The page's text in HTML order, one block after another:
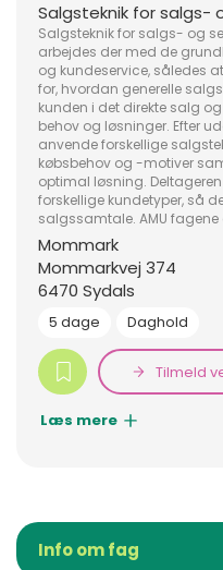
Salgsteknik for salgs-
Salgsteknik for salgs- og
arbejdes der med de
og kundeservice, således
for, hvordan generelle
kunden i det direkte salg
behov og løsninger. Efter
anvende forskellige
købsbehov og -motiver
optimal løsning.
forskellige kundetyper, så
salgssamtale. AMU
Mommark
Mommarkvej 374
6470 Sydals
5 dage Daghold
Tilmeld
Læs mere
Info om fag